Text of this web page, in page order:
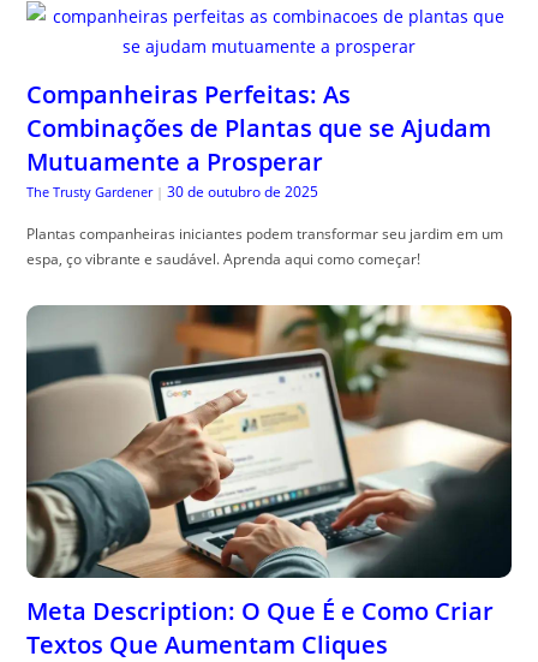
Companheiras Perfeitas: As
Combinações de Plantas que se Ajudam
Mutuamente a Prosperar
The Trusty Gardener | 30 de outubro de 2025
Plantas companheiras iniciantes podem transformar seu jardim em um
espa, ço vibrante e saudável. Aprenda aqui como começar!
Meta Description: O Que É e Como Criar
Textos Que Aumentam Cliques